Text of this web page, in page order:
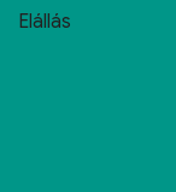
Elállás